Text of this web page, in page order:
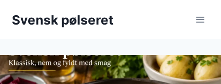
Svensk pølseret